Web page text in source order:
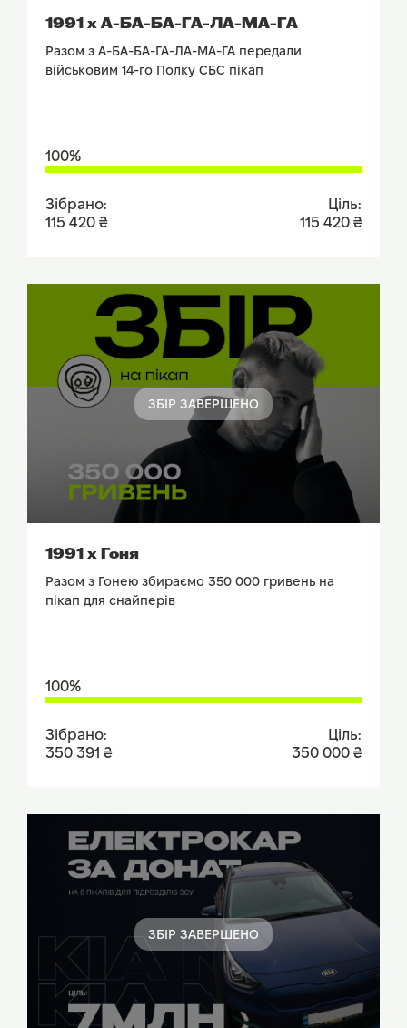
ПОДИВИТИСЬ ЗВІТ
1991 х А-БА-БА-ГА-ЛА-МА-ГА
Разом з А-БА-БА-ГА-ЛА-МА-ГА передали
військовим 14-го Полку СБС пікап
Зібрано:
Ціль:
115 420 ₴
115 420 ₴
100%
ЗБІР ЗАВЕРШЕНО
1991 х Гоня
Разом з Гонею збираємо 350 000 гривень на
пікап для снайперів
Зібрано:
Ціль:
350 391 ₴
350 000 ₴
100%
ЗБІР ЗАВЕРШЕНО